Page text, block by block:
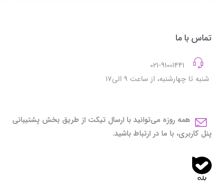
تماس با ما
شنبه تا چهارشنبه، از ساعت 9 الی17
همه روزه می‌توانید با ارسال تیکت از طریق بخش پشتیبانی
پنل کاربری، با ما در ارتباط باشید.